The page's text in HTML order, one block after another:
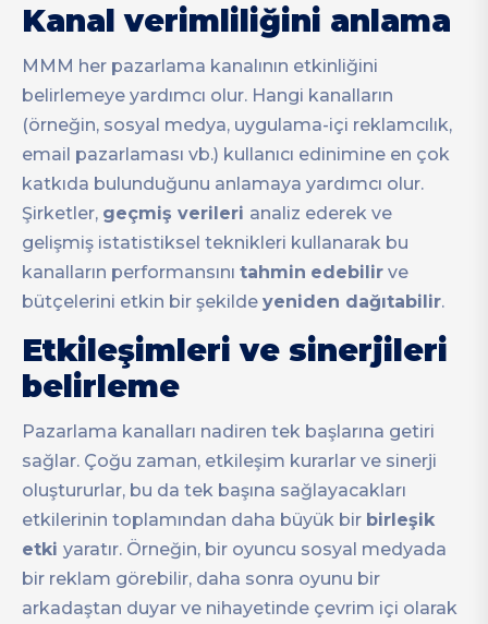
Kanal verimliliğini anlama
MMM her pazarlama kanalının etkinliğini
belirlemeye yardımcı olur. Hangi kanalların
(örneğin, sosyal medya, uygulama-içi reklamcılık,
email pazarlaması vb.) kullanıcı edinimine en çok
katkıda bulunduğunu anlamaya yardımcı olur.
Şirketler, geçmiş verileri analiz ederek ve
gelişmiş istatistiksel teknikleri kullanarak bu
kanalların performansını tahmin edebilir ve
bütçelerini etkin bir şekilde yeniden dağıtabilir.
Etkileşimleri ve sinerjileri
belirleme
Pazarlama kanalları nadiren tek başlarına getiri
sağlar. Çoğu zaman, etkileşim kurarlar ve sinerji
oluştururlar, bu da tek başına sağlayacakları
etkilerinin toplamından daha büyük bir birleşik
etki yaratır. Örneğin, bir oyuncu sosyal medyada
bir reklam görebilir, daha sonra oyunu bir
arkadaştan duyar ve nihayetinde çevrim içi olarak